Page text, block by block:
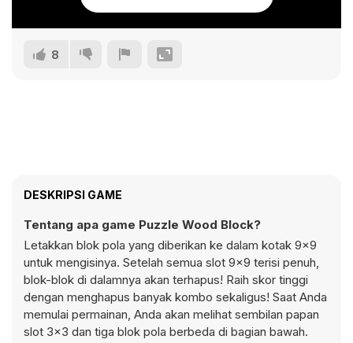
8
DESKRIPSI GAME
Tentang apa game Puzzle Wood Block?
Letakkan blok pola yang diberikan ke dalam kotak 9x9
untuk mengisinya. Setelah semua slot 9x9 terisi penuh,
blok-blok di dalamnya akan terhapus! Raih skor tinggi
dengan menghapus banyak kombo sekaligus! Saat Anda
memulai permainan, Anda akan melihat sembilan papan
slot 3x3 dan tiga blok pola berbeda di bagian bawah.